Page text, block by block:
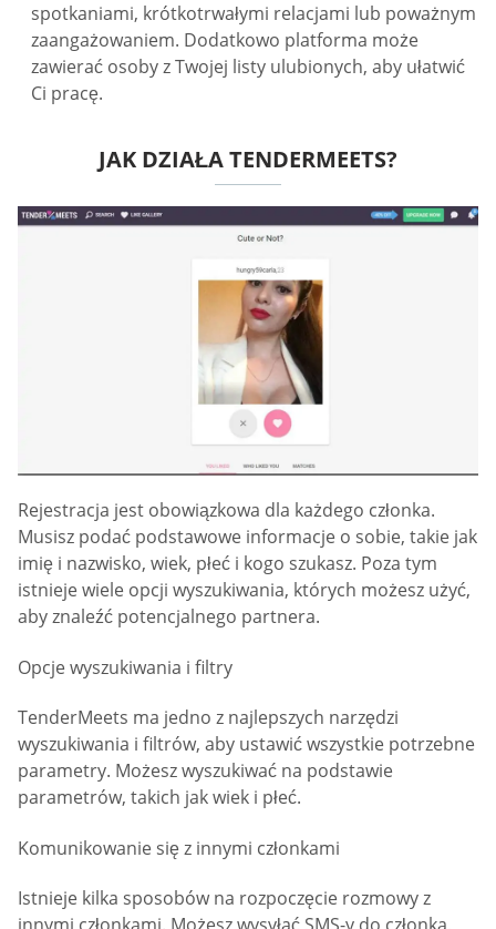
spotkaniami, krótkotrwałymi relacjami lub poważnym
zaangażowaniem. Dodatkowo platforma może
zawierać osoby z Twojej listy ulubionych, aby ułatwić
Ci pracę.
JAK DZIAŁA TENDERMEETS?
Rejestracja jest obowiązkowa dla każdego członka.
Musisz podać podstawowe informacje o sobie, takie jak
imię i nazwisko, wiek, płeć i kogo szukasz. Poza tym
istnieje wiele opcji wyszukiwania, których możesz użyć,
aby znaleźć potencjalnego partnera.
Opcje wyszukiwania i filtry
TenderMeets ma jedno z najlepszych narzędzi
wyszukiwania i filtrów, aby ustawić wszystkie potrzebne
parametry. Możesz wyszukiwać na podstawie
parametrów, takich jak wiek i płeć.
Komunikowanie się z innymi członkami
Istnieje kilka sposobów na rozpoczęcie rozmowy z